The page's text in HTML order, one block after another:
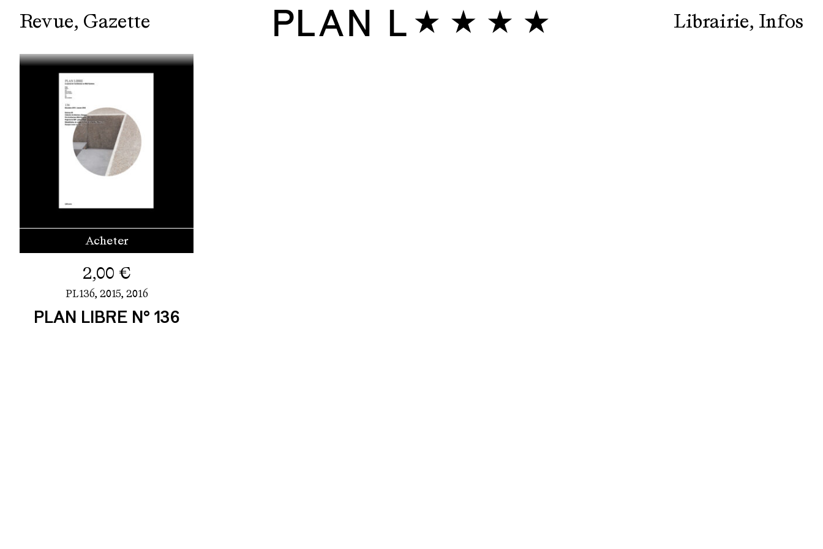
Revue Gazette Librairie Infos
Acheter
2,00 €
PL136, 2015, 2016
PLAN LIBRE N° 136